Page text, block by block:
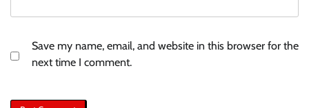
Save my name, email, and website in this browser for the
next time I comment.